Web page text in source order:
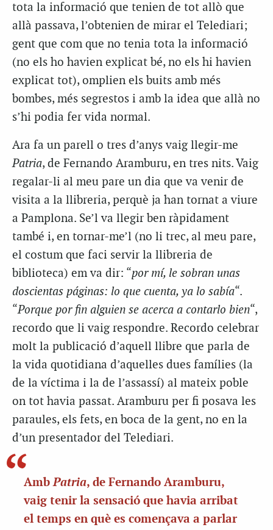
tota la informació que tenien de tot allò que
allà passava, l’obtenien de mirar el Telediari;
gent que com que no tenia tota la informació
(no els ho havien explicat bé, no els hi havien
explicat tot), omplien els buits amb més
bombes, més segrestos i amb la idea que allà no
s’hi podia fer vida normal.
Ara fa un parell o tres d’anys vaig llegir-me
Patria, de Fernando Aramburu, en tres nits. Vaig
regalar-li al meu pare un dia que va venir de
visita a la llibreria, perquè ja han tornat a viure
a Pamplona. Se’l va llegir ben ràpidament
també i, en tornar-me’l (no li trec, al meu pare,
el costum que faci servir la llibreria de
biblioteca) em va dir: “por mí, le sobran unas
doscientas páginas: lo que cuenta, ya lo sabía“.
“Porque por fin alguien se acerca a contarlo bien“,
recordo que li vaig respondre. Recordo celebrar
molt la publicació d’aquell llibre que parla de
la vida quotidiana d’aquelles dues famílies (la
de la víctima i la de l’assassí) al mateix poble
on tot havia passat. Aramburu per fi posava les
paraules, els fets, en boca de la gent, no en la
d’un presentador del Telediari.
AmbPatria, de Fernando Aramburu,
vaig tenir la sensació que havia arribat
el temps en què es començava a parlar